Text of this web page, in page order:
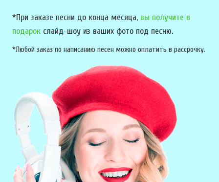
*При заказе песни до конца месяца, вы получите в
подарок слайд-шоу из ваших фото под песню.
*Любой заказ по написанию песен можно оплатить в рассрочку.